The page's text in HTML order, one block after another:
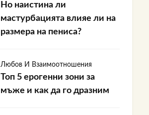
Но наистина ли
мастурбацията влияе ли на
размера на пениса?
Любов И Взаимоотношения
Топ 5 ерогенни зони за
мъже и как да го дразним